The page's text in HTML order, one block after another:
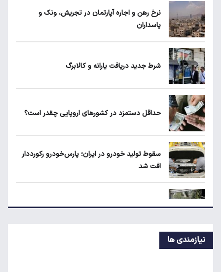
ابلاغیه جدید وزارت کار؛ چه کسانی از فهرست
شرط جدید دریافت یارانه و کالابرگ
نرخ رهن و اجاره آپارتمان در تجریش، ونک و
پاسداران
شرط جدید دریافت یارانه و کالابرگ
حداقل دستمزد در کشورهای اروپایی چقدر است؟
سقوط تولید خودرو در ایران؛ پارس‌خودرو رکورددار
افت شد
قیمت روز خودروهای داخلی و مونتاژی در بازار آزاد
نیازمندی ها